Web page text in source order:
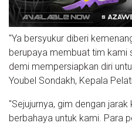
"Ya bersyukur diberi
berupaya membuat tim kami
demi mempersiapkan diri
Youbel Sondakh, Kepala
"Sejujurnya, gim dengan
berbahaya untuk kami. Para